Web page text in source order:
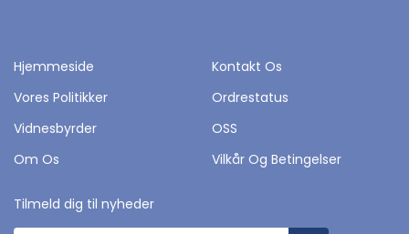
Hjemmeside
Kontakt Os
Vores Politikker
Ordrestatus
Vidnesbyrder
OSS
Om Os
Vilkår Og Betingelser
Tilmeld dig til nyheder